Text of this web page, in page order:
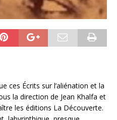
ces Écrits sur l’aliénation et la
la direction de Jean Khalfa et
les éditions La Découverte.